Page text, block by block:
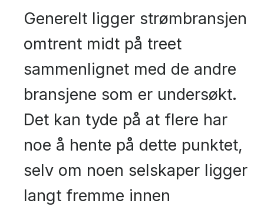
Generelt ligger strømbransjen
omtrent midt på treet
sammenlignet med de andre
bransjene som er undersøkt.
Det kan tyde på at flere har
noe å hente på dette punktet,
selv om noen selskaper ligger
langt fremme innen